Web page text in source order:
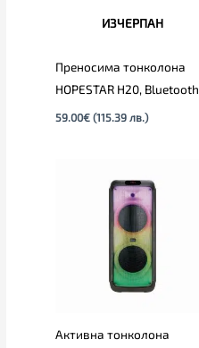
ИЗЧЕРПАН
Преносима тонколона
HOPESTAR H20, Bluetooth
59.00€ (115.39 лв.)
Активна тонколона